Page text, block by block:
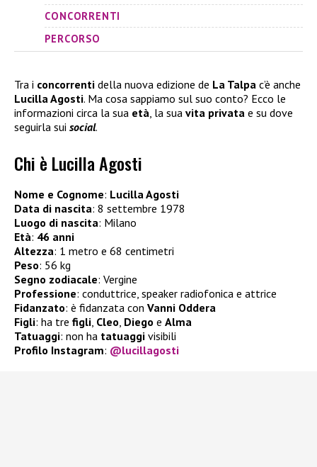
CONCORRENTI
PERCORSO
Tra i concorrenti della nuova edizione de La Talpa c’è anche
Lucilla Agosti. Ma cosa sappiamo sul suo conto? Ecco le
informazioni circa la sua età, la sua vita privata e su dove
seguirla sui social.
Chi è Lucilla Agosti
Nome e Cognome: Lucilla Agosti
Data di nascita: 8 settembre 1978
Luogo di nascita: Milano
Età: 46 anni
Altezza: 1 metro e 68 centimetri
Peso: 56 kg
Segno zodiacale: Vergine
Professione: conduttrice, speaker radiofonica e attrice
Fidanzato: è fidanzata con Vanni Oddera
Figli: ha tre figli Cleo Diego e Alma
Tatuaggi: non ha tatuaggi visibili
Profilo Instagram: @lucillagosti